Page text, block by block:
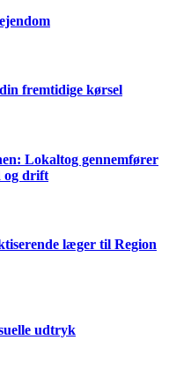
fremtidige kørsel
Lokaltog gennemfører
og drift
læger til Region
udtryk